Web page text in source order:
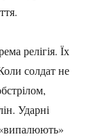
релігія. Їх
солдат не
Ударні